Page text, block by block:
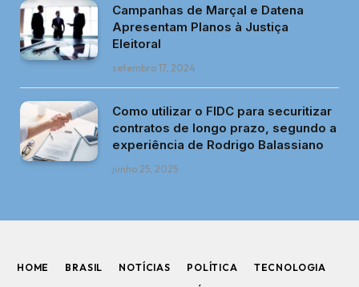
Campanhas de Marçal e Datena
Apresentam Planos à Justiça
Eleitoral
setembro 17, 2024
Como utilizar o FIDC para securitizar
contratos de longo prazo, segundo a
experiência de Rodrigo Balassiano
junho 25, 2025
HOME BRASIL NOTÍCIAS POLÍTICA
TECNOLOGIA